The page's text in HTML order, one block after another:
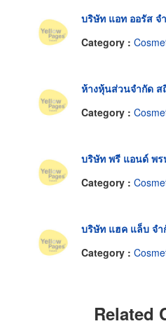
บริษัท แอท ออรัส จ
Category :
ห้างหุ้นส่วนจำกัด
Category :
บริษัท พรี แอนด์ พร
Category :
บริษัท แฮค แล็บ จำ
Category :
Related